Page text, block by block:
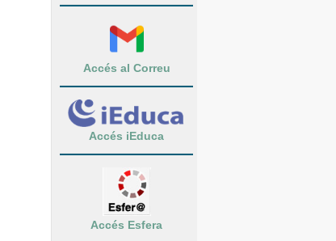
Accés al Correu
Accés iEduca
Accés Esfera